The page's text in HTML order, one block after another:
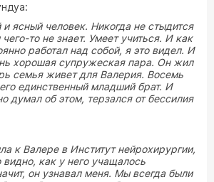
и ясный человек. Никогда не стыдится
то не знает. Умеет учиться. И как
работал над собой, я это видел. И
хорошая супружеская пара. Он жил
семья живет для Валерия. Восемь
единственный младший брат. И
думал об этом, терзался от бессилия
к Валере в Институт нейрохирургии,
как у него учащалось
он узнавал меня. Мы всегда были